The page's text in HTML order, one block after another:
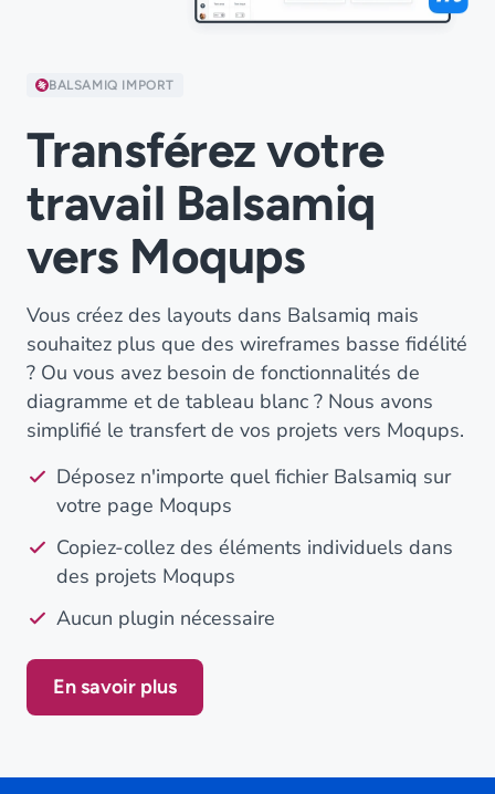
BALSAMIQ IMPORT
Transférez votre
travail Balsamiq
vers Moqups
Vous créez des layouts dans Balsamiq mais
souhaitez plus que des wireframes basse fidélité
? Ou vous avez besoin de fonctionnalités de
diagramme et de tableau blanc ? Nous avons
simplifié le transfert de vos projets vers Moqups.
Déposez n'importe quel fichier Balsamiq sur
votre page Moqups
Copiez-collez des éléments individuels dans
des projets Moqups
Aucun plugin nécessaire
En savoir plus